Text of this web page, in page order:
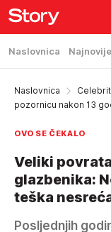
Naslovnica Najnovije
Naslovnica
pozornicu nakon 13
OVO SE ČEKALO
Veliki
glazbenika:
teška
Posljednjih